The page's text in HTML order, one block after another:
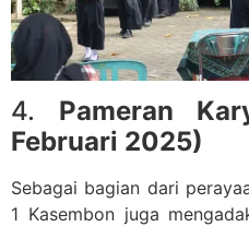
4. Pameran
Februari 2025)
Sebagai bagian dari
1 Kasembon juga